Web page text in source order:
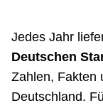
Jedes Jahr
Deutschen
Zahlen, Fakten
Deutschland.